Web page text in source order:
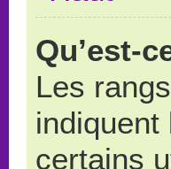
Qu’est-
Les
certains